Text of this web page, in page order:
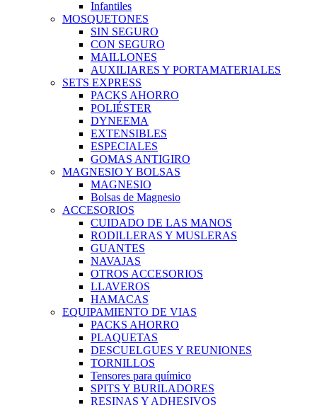
Infantiles
MOSQUETONES
SIN SEGURO
CON SEGURO
MAILLONES
AUXILIARES Y PORTAMATERIALES
SETS EXPRESS
PACKS AHORRO
POLIÉSTER
DYNEEMA
EXTENSIBLES
ESPECIALES
GOMAS ANTIGIRO
MAGNESIO Y BOLSAS
MAGNESIO
Bolsas de Magnesio
ACCESORIOS
CUIDADO DE LAS MANOS
RODILLERAS Y MUSLERAS
GUANTES
NAVAJAS
OTROS ACCESORIOS
LLAVEROS
HAMACAS
EQUIPAMIENTO DE VIAS
PACKS AHORRO
PLAQUETAS
DESCUELGUES Y REUNIONES
TORNILLOS
Tensores para químico
SPITS Y BURILADORES
RESINAS Y ADHESIVOS